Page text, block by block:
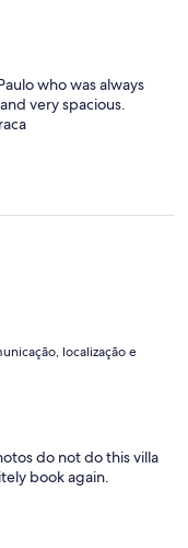
who was always
very spacious.
localização e
do not do this villa
book again.